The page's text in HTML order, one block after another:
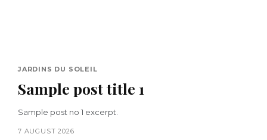
JARDINS DU SOLEIL
Sample post title 1
Sample post no 1 excerpt.
7 AUGUST 2026